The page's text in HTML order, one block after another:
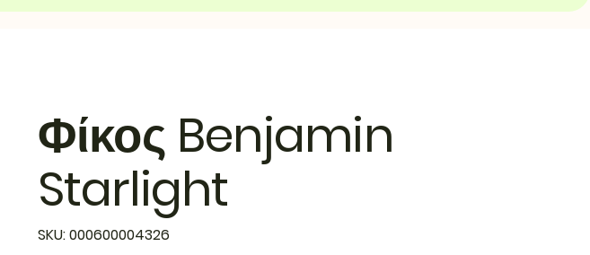
Φίκος Benjamin
Starlight
SKU: 000600004326
000600004326